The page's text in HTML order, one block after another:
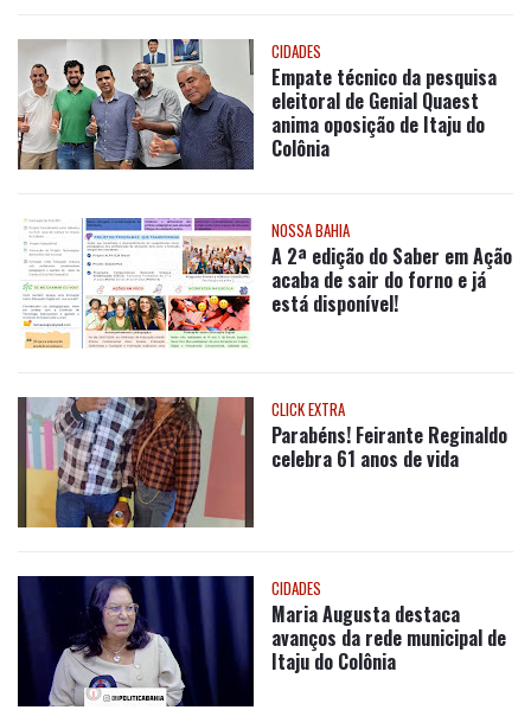
CIDADES
Empate técnico da pesquisa
eleitoral de Genial Quaest
anima oposição de Itaju do
Colônia
NOSSA BAHIA
A 2ª edição do Saber em Ação
acaba de sair do forno e já
está disponível!
CLICK EXTRA
Parabéns! Feirante Reginaldo
celebra 61 anos de vida
CIDADES
Maria Augusta destaca
avanços da rede municipal de
Itaju do Colônia